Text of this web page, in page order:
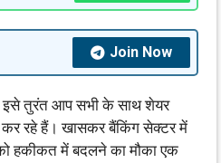
Join Now
इसे तुरंत आप सभी के साथ शेयर
कर रहे हैं। खासकर बैंकिंग सेक्टर में
हकीकत में बदलने का मौका एक